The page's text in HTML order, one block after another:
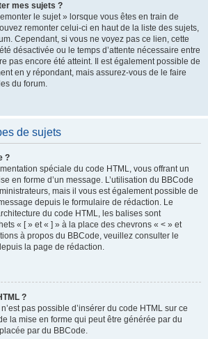
mes sujets ?
le sujet » lorsque vous êtes en train de
remonter celui-ci en haut de la liste des sujets,
Cependant, si vous ne voyez pas ce lien, cette
désactivée ou le temps d’attente nécessaire entre
pas encore été atteint. Il est également possible de
en y répondant, mais assurez-vous de le faire
du forum.
de sujets
?
spéciale du code HTML, vous offrant un
en forme d’un message. L’utilisation du BBCode
mais il vous est également possible de
depuis le formulaire de rédaction. Le
du code HTML, les balises sont
« [ » et « ] » à la place des chevrons « < » et
à propos du BBCode, veuillez consulter le
la page de rédaction.
?
pas possible d’insérer du code HTML sur ce
la mise en forme qui peut être générée par du
par du BBCode.